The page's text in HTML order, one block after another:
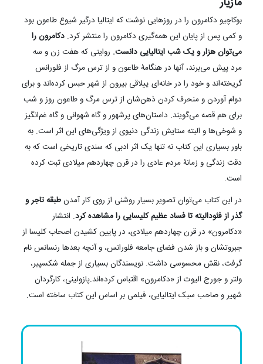
بوکاچیو دکامرون را در روزهایی نوشت که ایتالیا درگیر شیوع طاعون بود
و کمی پس از پایان این همه‌گیری دکامرون را منتشر کرد. دکامرون را
می‌توان هزار و یک شب ایتالیایی دانست. روایتی که هفت زن و سه
مرد پیش می‌برند، آنها در هنگامۀ طاعون و از ترس مرگ از فلورانس
گریخته‌اند و خود را در خانه‌ای ییلاقی بیرون از شهر حبس کرده‌اند و برای
دوام آوردن و منحرف کردن ذهن‌شان از ترس مرگ و طاعون روز و شب
برای هم قصه می‌گویند. داستان‌های پرشهور و گاه شهوانی و گاه غم‌انگیز
و شوخی‌ها و البته ستایش زندگی دنیوی از ویژگی‌های این اثر است. به
باور بسیاری این کتاب نه تنها یک اثر ادبی که سندی تاریخی است که به
دقت زندگی و زمانۀ مردم عادی را در قرن چهاردهم میلادی ثبت کرده
است.
در این کتاب می‌توان تصویر بسیار روشنی از روی کار آمدنطبقه تاجر و
گذر از فئودالیته تا فساد عظیم کلیسایی را مشاهده کرد. انتشار
«دکامرون» در قرن چهاردهم میلادی، در پایین کشیدن اصحاب کلیسا از
جبروتشان و باز شدن فضای جامعه فلورانس، و آنچه بعدها رنسانس نام
گرفت، نقش محسوسی داشت. نویسندگان بسیاری از جمله شکسپیر،
ولتر و جورج الیوت از «دکامرون» اقتباس کرده‌اند.پازولینی، کارگردان
شهیر و صاحب سبک ایتالیایی، فیلمی بر اساس این کتاب ساخته است.